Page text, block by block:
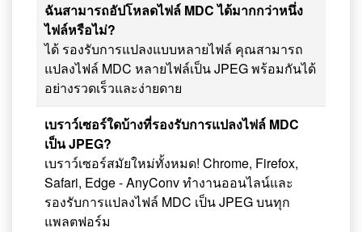
ฉันสามารถอัปโหลดไฟล์ MDC ได้มากกว่าหนึ่ง
ไฟล์หรือไม่?
ได้ รองรับการแปลงแบบหลายไฟล์ คุณสามารถ
แปลงไฟล์ MDC หลายไฟล์เป็น JPEG พร้อมกันได้
อย่างรวดเร็วและง่ายดาย
เบราว์เซอร์ใดบ้างที่รองรับการแปลงไฟล์ MDC
เป็น JPEG?
เบราว์เซอร์สมัยใหม่ทั้งหมด! Chrome, Firefox,
Safari, Edge - AnyConv ทำงานออนไลน์และ
รองรับการแปลงไฟล์ MDC เป็น JPEG บนทุก
แพลตฟอร์ม